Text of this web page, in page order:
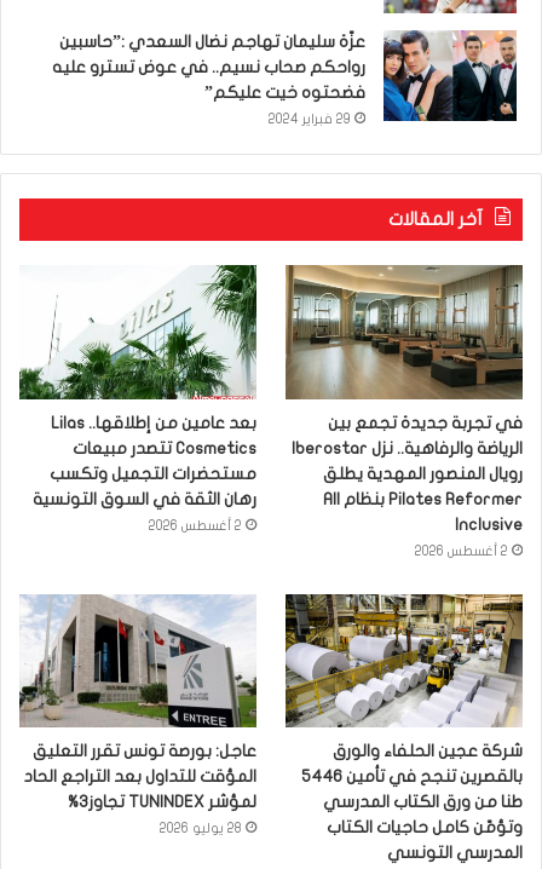
عزّة سليمان تهاجم نضال السعدي :”حاسبين
رواحكم صحاب نسيم.. في عوض تسترو عليه
فضحتوه خيت عليكم”
29 فبراير 2024
آخر المقالات
في تجربة جديدة تجمع بين
رويال المنصور المهدية يطلق
Pilates Reformer بنظام All
Inclusive
2 أغسطس 2026
بعد عامين من إطلاقها.. Lilas
Cosmetics تتصدر مبيعات
مستحضرات التجميل وتكسب
رهان الثقة في السوق التونسية
2 أغسطس 2026
شركة عجين الحلفاء والورق
بالقصرين تنجح في تأمين 5446
طنا من ورق الكتاب المدرسي
وتؤمّن كامل حاجيات الكتاب
المدرسي التونسي
عاجل: بورصة تونس تقرر التعليق
المؤقت للتداول بعد التراجع الحاد
لمؤشر TUNINDEX تجاوز3%
28 يوليو 2026